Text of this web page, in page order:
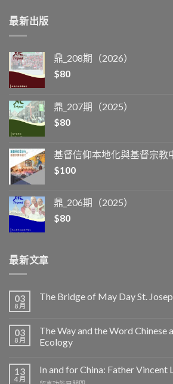
最新出版
鼎_208期（2026）
$80
鼎_207期（2025）
$80
基督信仰本地化與基督宗
$100
鼎_206期（2025）
$80
最新文章
03
8 月
The Bridge of May Day St.
03
8 月
The Way and the Word Chinese
Ecology
13
4 月
In and for China: Father Vincent